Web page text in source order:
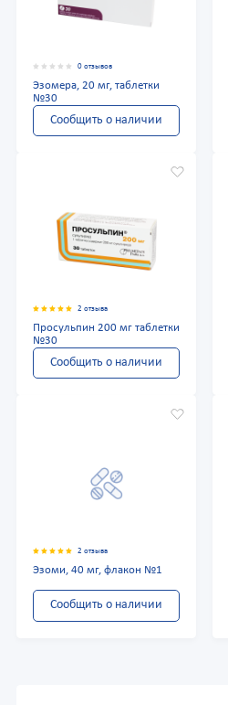
0 отзывов
Эзомера, 20 мг, таблетки
№30
Сообщить о наличии
2 отзыва
Просульпин 200 мг таблетки
№30
Сообщить о наличии
2 отзыва
Эзоми, 40 мг, флакон №1
Сообщить о наличии